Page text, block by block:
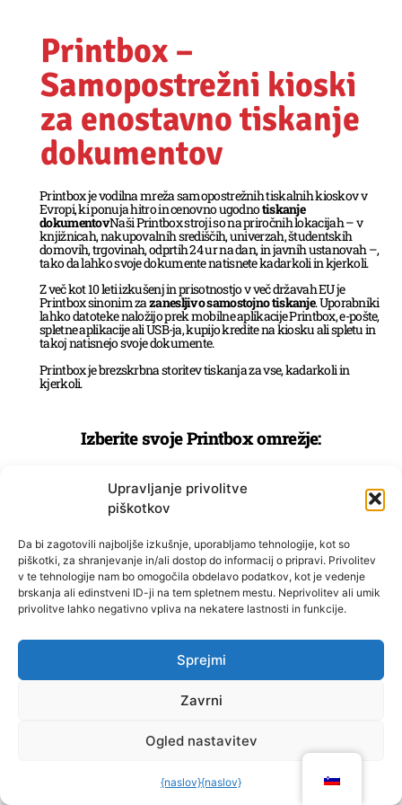
Upravljanje privolitve
piškotkov
Da bi zagotovili najboljše izkušnje, uporabljamo tehnologije, kot so
piškotki, za shranjevanje in/ali dostop do informacij o pripravi. Privolitev
v te tehnologije nam bo omogočila obdelavo podatkov, kot je vedenje
brskanja ali edinstveni ID-ji na tem spletnem mestu. Neprivolitev ali umik
privolitve lahko negativno vpliva na nekatere lastnosti in funkcije.
Sprejmi
Zavrni
Ogled nastavitev
{naslov}{naslov}
Printbox –
Samopostrežni kioski
za enostavno tiskanje
dokumentov
Printbox je vodilna mreža samopostrežnih tiskalnih kioskov v
Evropi, ki ponuja hitro in cenovno ugodnotiskanje
dokumentovNaši Printbox stroji so na priročnih lokacijah – v
knjižnicah, nakupovalnih središčih, univerzah, študentskih
domovih, trgovinah, odprtih 24 ur na dan, in javnih ustanovah –,
tako da lahko svoje dokumente natisnete kadarkoli in kjerkoli.
Z več kot 10 leti izkušenj in prisotnostjo v več državah EU je
Printbox sinonim zazanesljivo samostojno tiskanje. Uporabniki
lahko datoteke naložijo prek mobilne aplikacije Printbox, e-pošte,
spletne aplikacije ali USB-ja, kupijo kredite na kiosku ali spletu in
takoj natisnejo svoje dokumente.
Printbox je brezskrbna storitev tiskanja za vse, kadarkoli in
kjerkoli.
Izberite svoje Printbox omrežje:
PRINTBOX SLOVENIJA
PRINTBOX AVSTRIJA
PRINTBOX HRVAŠKA
PRINTBOX LATVIJA